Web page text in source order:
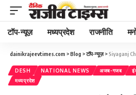
टॉप-न्यूज़ मध्यप्रदेश राजनीति
dainikrajeevtimes.com >Blog >टॉप-न्यूज़>Siyaganj
DESH NATIONAL NEWS अजब-गजब
मध्यप्रदेश